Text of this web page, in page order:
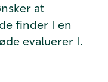
at
finder I en
evaluerer I.